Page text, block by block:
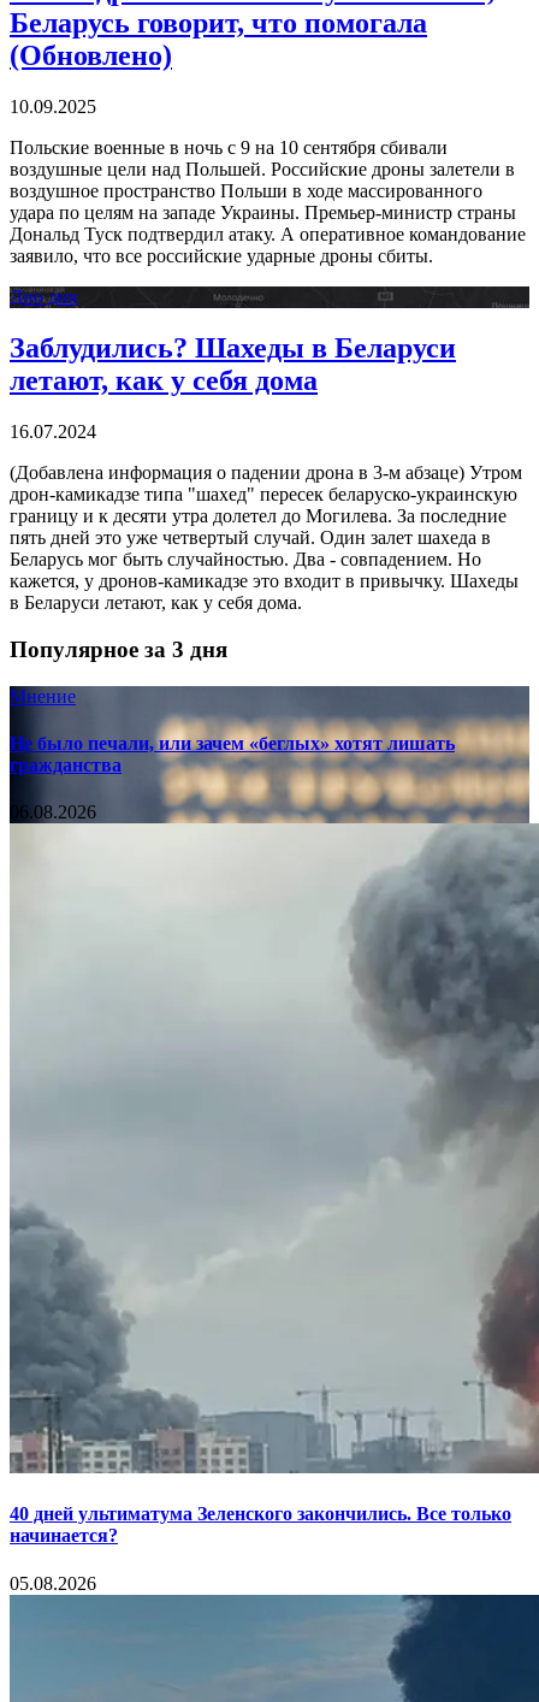
Беларусь говорит, что помогала
(Обновлено)
10.09.2025
Польские военные в ночь с 9 на 10 сентября сбивали
воздушные цели над Польшей. Российские дроны залетели в
воздушное пространство Польши в ходе массированного
удара по целям на западе Украины. Премьер-министр страны
Дональд Туск подтвердил атаку. А оперативное командование
заявило, что все российские ударные дроны сбиты.
Дно дня
Заблудились? Шахеды в Беларуси
летают, как у себя дома
16.07.2024
(Добавлена информация о падении дрона в 3-м абзаце) Утром
дрон-камикадзе типа "шахед" пересек беларуско-украинскую
границу и к десяти утра долетел до Могилева. За последние
пять дней это уже четвертый случай. Один залет шахеда в
Беларусь мог быть случайностью. Два - совпадением. Но
кажется, у дронов-камикадзе это входит в привычку. Шахеды
в Беларуси летают, как у себя дома.
Популярное за 3 дня
Мнение
Не было печали, или зачем «беглых» хотят лишать
гражданства
06.08.2026
40 дней ультиматума Зеленского закончились. Все только
начинается?
05.08.2026